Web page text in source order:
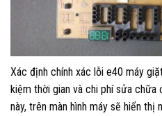
Xác định chính xác lỗi e40 máy
kiệm thời gian và chi phí sửa chữa
này, trên màn hình máy sẽ hiển thị